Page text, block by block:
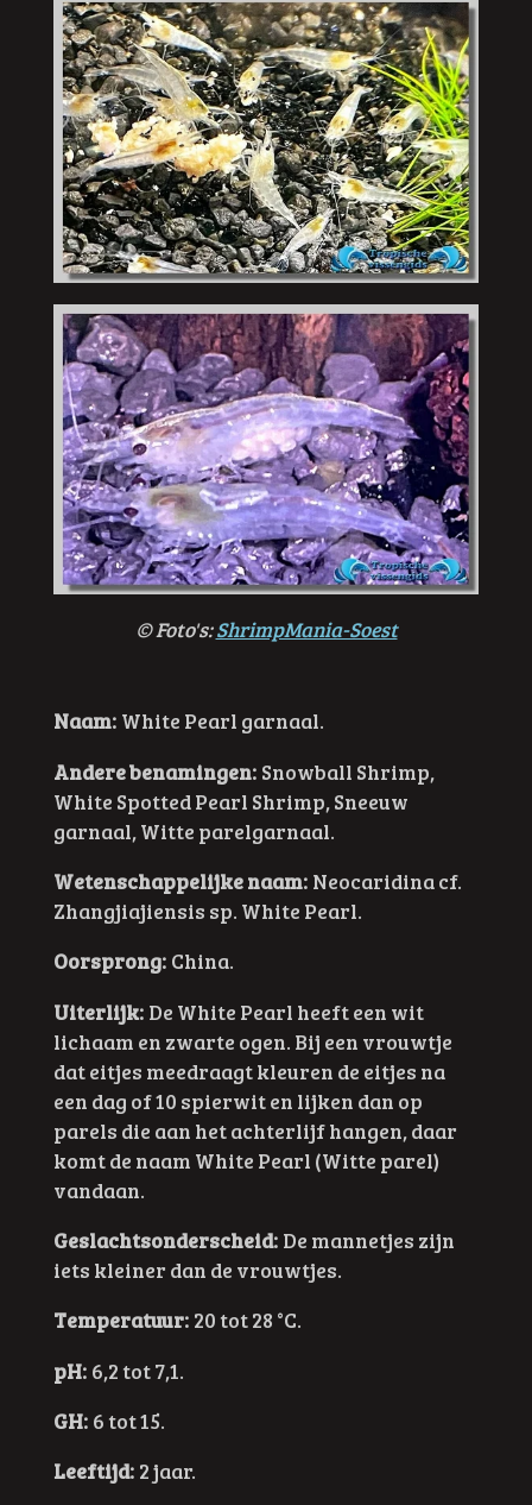
© Foto's:ShrimpMania-Soest
Naam: White Pearl garnaal.
Andere benamingen: Snowball Shrimp,
White Spotted Pearl Shrimp, Sneeuw
garnaal, Witte parelgarnaal.
Wetenschappelijke naam: Neocaridina cf.
Zhangjiajiensis sp. White Pearl.
Oorsprong:China.
Uiterlijk:De White Pearl heeft een wit
lichaam en zwarte ogen. Bij een vrouwtje
dat eitjes meedraagt kleuren de eitjes na
een dag of 10 spierwit en lijken dan op
parels die aan het achterlijf hangen, daar
komt de naam White Pearl (Witte parel)
vandaan.
Geslachtsonderscheid:De mannetjes zijn
iets kleiner dan de vrouwtjes.
Temperatuur: 20 tot 28 °C.
pH:6,2 tot 7,1.
GH: 6 tot 15.
Leeftijd:2 jaar.